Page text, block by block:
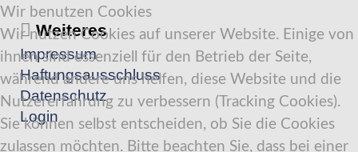
Weiteres
Impressum
Haftungsausschluss
Datenschutz
Login
Wir benutzen Cookies
Wir nutzen Cookies auf unserer Website. Einige von
ihnen sind essenziell für den Betrieb der Seite,
während andere uns helfen, diese Website und die
Nutzererfahrung zu verbessern (Tracking Cookies).
Sie können selbst entscheiden, ob Sie die Cookies
zulassen möchten. Bitte beachten Sie, dass bei einer